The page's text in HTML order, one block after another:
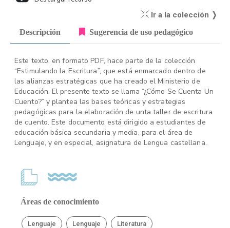
Ir a la colección ❭
Descripción Sugerencia de uso pedagógico
Este texto, en formato PDF, hace parte de la colección
“Estimulando la Escritura”, que está enmarcado dentro de
las alianzas estratégicas que ha creado el Ministerio de
Educación. El presente texto se llama “¿Cómo Se Cuenta Un
Cuento?” y plantea las bases teóricas y estrategias
pedagógicas para la elaboración de unta taller de escritura
de cuento. Este documento está dirigido a estudiantes de
educación básica secundaria y media, para el área de
Lenguaje, y en especial, asignatura de Lengua castellana.
Áreas de conocimiento
Lenguaje Lenguaje Literatura